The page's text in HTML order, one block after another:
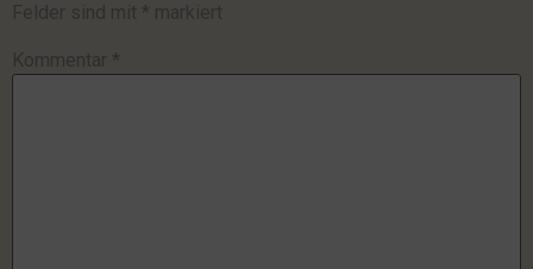
Felder sind mit * markiert
Kommentar *